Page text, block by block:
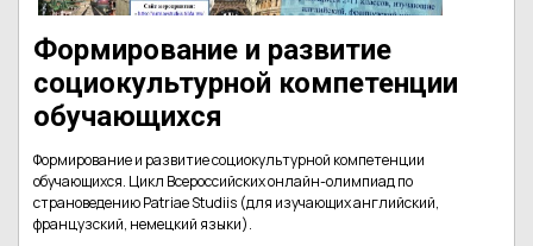
Формирование и развитие
социокультурной компетенции
обучающихся
Формирование и развитие социокультурной компетенции
обучающихся. Цикл Всероссийских онлайн-олимпиад по
страноведению Patriae Studiis (для изучающих английский,
французский, немецкий языки).